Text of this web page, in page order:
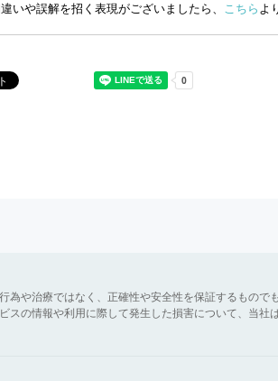
いや誤解を招く表現がございましたら、
こちら よ
為や治療ではなく、正確性や安全性を保証するもので
スの情報や利用に際して発生した損害について、当社